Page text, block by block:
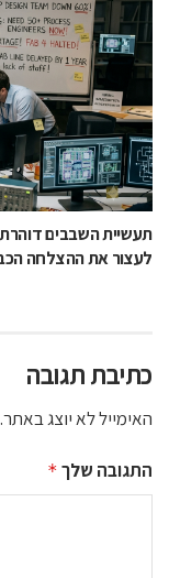
תעשיית השבבים דוהרת
לעצור את ההצלחה
כתיבת תגובה
האימייל לא יוצג באתר.
התגובה שלך *